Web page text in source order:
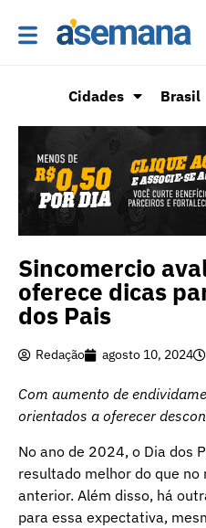
Cidades Brasil
Sincomercio
oferece dicas
dos Pais
Redação agosto 10, 2024
Com aumento de
orientados a oferecer
No ano de 2024, o Dia dos
resultado melhor do que no
anterior. Além disso, há
para essa expectativa,